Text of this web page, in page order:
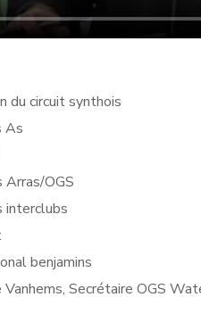
du circuit synthois
As
OGS
interclubs
benjamins
Secrétaire OGS